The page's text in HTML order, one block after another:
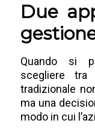
Due
Quando si
scegliere
tradizionale
ma una
modo in cui